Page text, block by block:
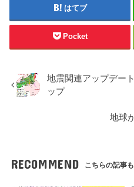
はてブ
Pocket
地震関連アップデー
ップ
地球
RECOMMEND こちらの記事も